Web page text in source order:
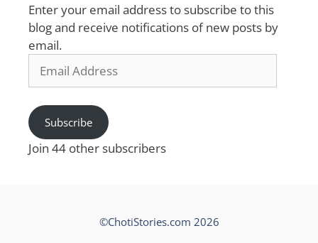
Enter your email address to subscribe to this
blog and receive notifications of new posts by
email.
Address
Subscribe
Join 44 other subscribers
©ChotiStories.com 2026